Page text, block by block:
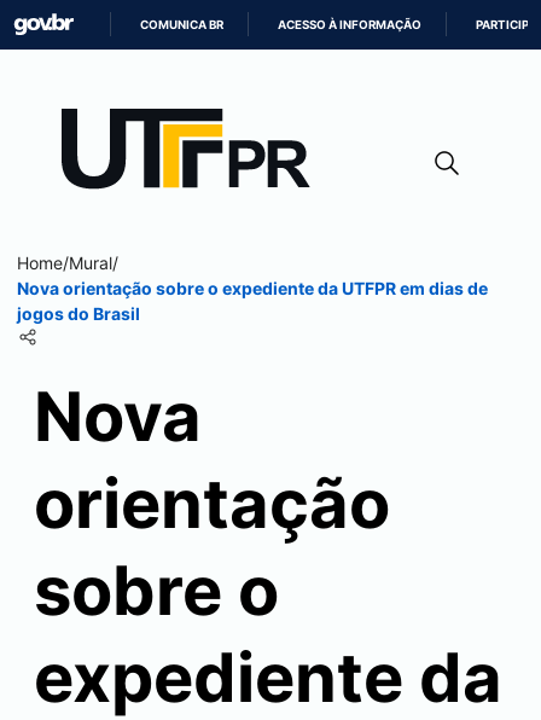
CONTEÚDO
COMUNICA BR ACESSO À INFORMAÇÃO PARTICIPE
Home/Mural/
Nova orientação sobre o expediente da UTFPR em dias de
jogos do Brasil
Nova
orientação
sobre o
expediente da